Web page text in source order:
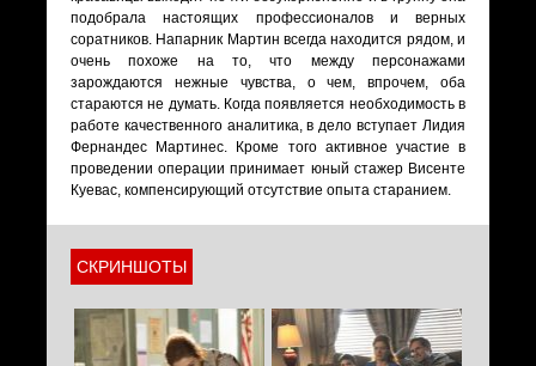
подобрала настоящих профессионалов и верных
соратников. Напарник Мартин всегда находится рядом, и
очень похоже на то, что между персонажами
зарождаются нежные чувства, о чем, впрочем, оба
стараются не думать. Когда появляется необходимость в
работе качественного аналитика, в дело вступает Лидия
Фернандес Мартинес. Кроме того активное участие в
проведении операции принимает юный стажер Висенте
Куевас, компенсирующий отсутствие опыта старанием.
СКРИНШОТЫ